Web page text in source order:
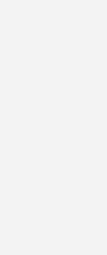
sind gesetzlich
zu betreiben,
Das erfordert
sowie der
und Energieträgern
werden.
für
für
langlebige
gesamten
Analysen